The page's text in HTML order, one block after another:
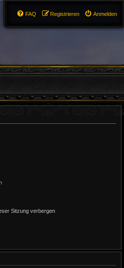
Anmelden
Registrieren
FAQ
Sitzung verbergen